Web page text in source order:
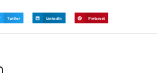
Twitter LinkedIn Pinterest